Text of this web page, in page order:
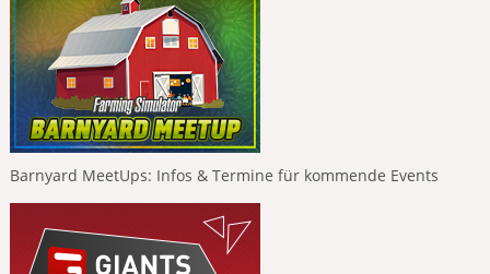
Barnyard MeetUps: Infos & Termine für kommende Events